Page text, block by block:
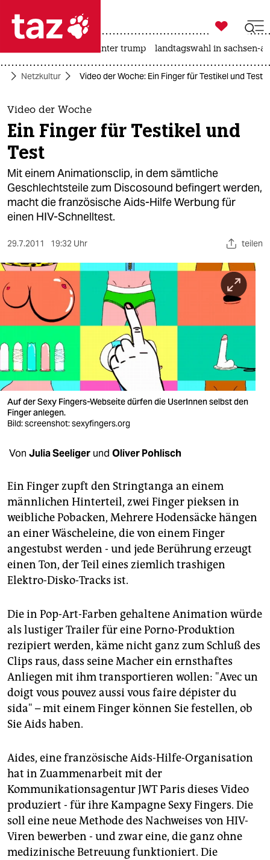
 taz zahl ich
taz zahl ich
themen
politik
öko
gesellschaft
kultur
sport
berlin
nord
wahrheit
verlag
verlag
veranstaltungen
shop
fragen & hilfe
abo
genossenschaft
epaper login

taz zahl ich
usa unter trump landtagswahl in sachsen-
Netzkultur Video der Woche: Ein Finger für Testikel und Test
Video der Woche
Ein Finger für Testikel und
Test
Mit einem Animationsclip, in dem sämtliche
Geschlechtsteile zum Discosound befingert werden,
macht die französische Aids-Hilfe Werbung für
einen HIV-Schnelltest.
29.7.2011 19:32 Uhr teilen
Auf der Sexy Fingers-Webseite dürfen die UserInnen selbst den
Finger anlegen.
Bild: screenshot: sexyfingers.org
Von Julia Seeliger und Oliver Pohlisch
Ein Finger zupft den Stringtanga an einem
männlichen Hinterteil, zwei Finger pieksen in
weibliche Pobacken, Mehrere Hodensäcke hängen
an einer Wäscheleine, die von einem Finger
angestubst werden - und jede Berührung erzeugt
einen Ton, der Teil eines ziemlich trashigen
Elektro-Disko-Tracks ist.
Die in Pop-Art-Farben gehaltene Animation würde
als lustiger Trailer für eine Porno-Produktion
rezipiert werden, käme nicht ganz zum Schluß des
Clips raus, dass seine Macher ein ernsthaftes
Anliegen mit ihm transportieren wollen: "Avec un
doigt vous pouvez aussi vous faire dépister du
sida" – mit einem Finger können Sie festellen, ob
Sie Aids haben.
Aides, eine französische Aids-Hilfe-Organisation
hat in Zuammenarbeit mit der
Kommunikationsagentur JWT Paris dieses Video
produziert - für ihre Kampagne Sexy Fingers. Die
soll eine neue Methode des Nachweises von HIV-
Viren bewerben - und zwar eine, die ganz ohne
medizinische Betreuung funktioniert. Die